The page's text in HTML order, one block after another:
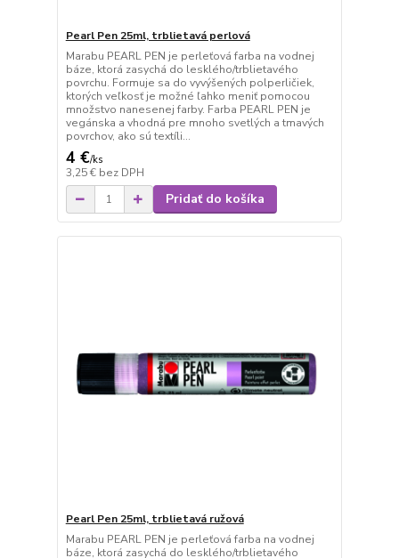
Pearl Pen 25ml, trblietavá perlová
Marabu PEARL PEN je perleťová farba na vodnej
báze, ktorá zasychá do lesklého/trblietavého
povrchu. Formuje sa do vyvýšených polperličiek,
ktorých veľkosť je možné ľahko meniť pomocou
množstvo nanesenej farby. Farba PEARL PEN je
vegánska a vhodná pre mnoho svetlých a tmavých
povrchov, ako sú textíli...
4 €/ks
3,25 € bez DPH
Pridať do košíka
Pearl Pen 25ml, trblietavá ružová
Marabu PEARL PEN je perleťová farba na vodnej
báze, ktorá zasychá do lesklého/trblietavého